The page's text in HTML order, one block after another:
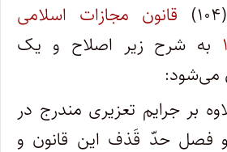
قانون مجازات اسلامی
به شرح زیر اصلاح و یک
می‌شود:
علاوه بر جرایم تعزیری مندرج در
فصل حدّ قَذف این قانون و